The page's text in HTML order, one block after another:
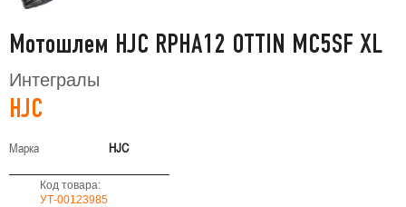
Мотошлем HJC RPHA12 OTTIN MC5SF XL
Интегралы
HJC
Марка HJC
Код товара:
УТ-00123985